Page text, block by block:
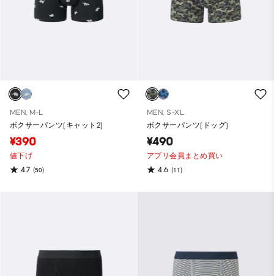
MEN, M-L
ボクサーパンツ(キャット2)
¥390
値下げ
4.7 (50)
MEN, S-XL
ボクサーパンツ(ドッグ)
¥490
アプリ会員まとめ買い
4.6 (11)